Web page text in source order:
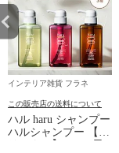
インテリア雑貨 フラネ
この販売店の送料について
ハル haru シャンプー
ハルシャンプー 【オ